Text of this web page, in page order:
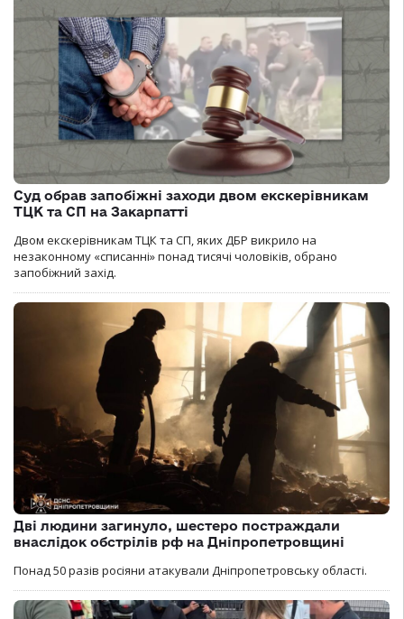
Суд обрав запобіжні заходи двом екскерівникам
ТЦК та СП на Закарпатті
Двом екскерівникам ТЦК та СП, яких ДБР викрило на
незаконному «списанні» понад тисячі чоловіків, обрано
запобіжний захід.
Дві людини загинуло, шестеро постраждали
внаслідок обстрілів рф на Дніпропетровщині
Понад 50 разів росіяни атакували Дніпропетровську області.